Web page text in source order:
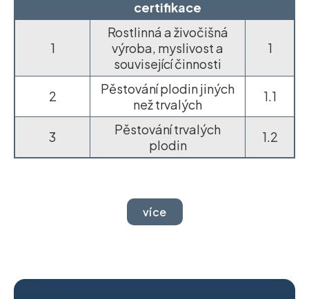
certifikace
1
Rostlinná a živočišná
výroba, myslivost a
související činnosti
1
2
Pěstování plodin jiných
než trvalých
1.1
3
Pěstování trvalých
plodin
1.2
více